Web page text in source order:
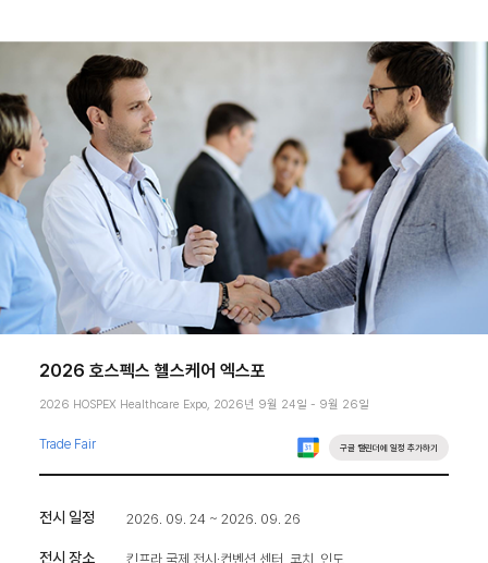
2026 호스펙스 헬스케어 엑스포
2026 HOSPEX Healthcare Expo, 2026년 9월 24일 - 9월 26일
Trade Fair 구글 캘린더에 일정 추가하기
전시 일정 2026. 09. 24 ~ 2026. 09. 26
전시 장소 킨프라 국제 전시·컨벤션 센터, 코치, 인도